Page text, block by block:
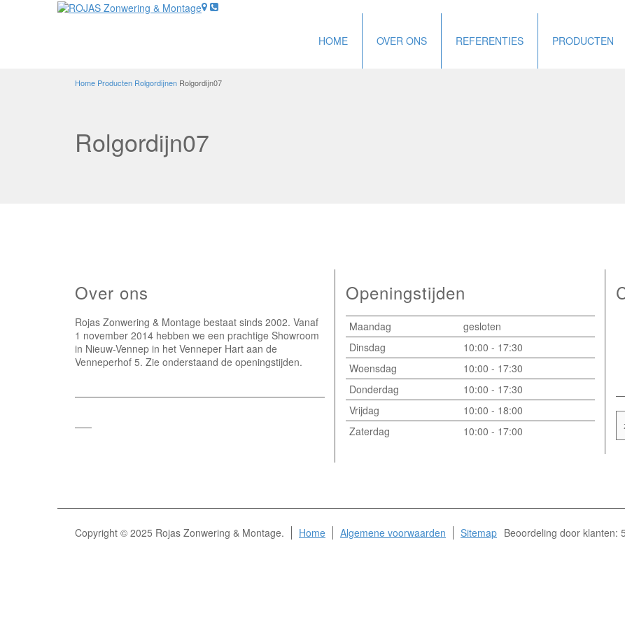
HOME OVER ONS REFERENTIES PRODUCTEN
Home Producten Rolgordijnen Rolgordijn07
Rolgordijn07
Over ons
Rojas Zonwering & Montage bestaat sinds 2002. Vanaf
1 november 2014 hebben we een prachtige Showroom
in Nieuw-Vennep in het Venneper Hart aan de
Venneperhof 5. Zie onderstaand de openingstijden.
Openingstijden
Maandag
gesloten
Dinsdag
10:00 - 17:30
Woensdag
10:00 - 17:30
Donderdag
10:00 - 17:30
Vrijdag
10:00 - 18:00
Zaterdag
10:00 - 17:00
Copyright © 2025 Rojas Zonwering & Montage. Beoordeling door klanten: 5
Home Algemene voorwaarden Sitemap